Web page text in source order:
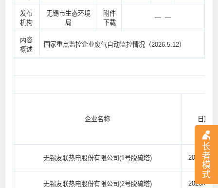
长
者
模
式
发布
机构
无锡市生态环境
局
附件
下载
— —
内容
概述
国家重点监控企业废气自动监控情况（2026.5.12）
企业名称 日期
无锡友联热电股份有限公司(1号脱硫塔) 2026/05/
无锡友联热电股份有限公司(2号脱硫塔) 2026/05/